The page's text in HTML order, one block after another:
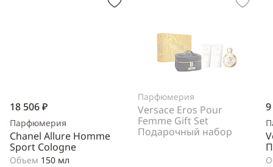
18 506 ₽
Парфюмерия
Chanel Allure Homme
Sport Cologne
Объем 150 мл
Парфюмерия
Versace Eros Pour
Femme Gift Set
Подарочный набор